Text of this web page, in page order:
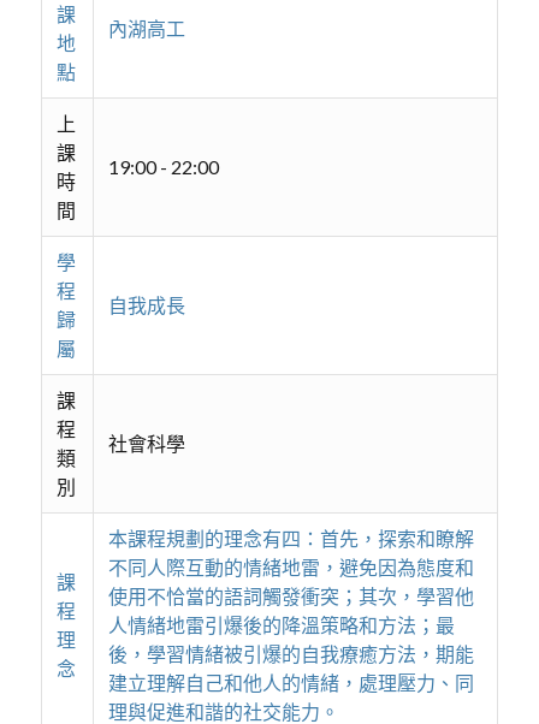
課
地
點
內湖高工
上
課
時
間
19:00 - 22:00
學
程
歸
屬
自我成長
課
程
類
別
社會科學
課
程
理
念
本課程規劃的理念有四：首先，探索和瞭解
不同人際互動的情緒地雷，避免因為態度和
使用不恰當的語詞觸發衝突；其次，學習他
人情緒地雷引爆後的降溫策略和方法；最
後，學習情緒被引爆的自我療癒方法，期能
建立理解自己和他人的情緒，處理壓力、同
理與促進和諧的社交能力。